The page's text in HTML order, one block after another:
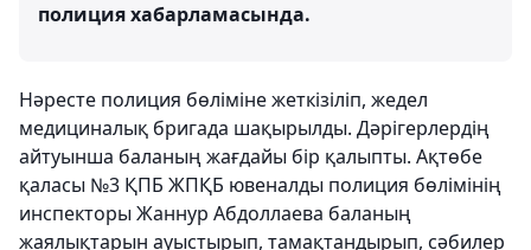
полиция хабарламасында.
Нәресте полиция бөліміне жеткізіліп, жедел
медициналық бригада шақырылды. Дәрігерлердің
айтуынша баланың жағдайы бір қалыпты. Ақтөбе
қаласы №3 ҚПБ ЖПҚБ ювеналды полиция бөлімінің
инспекторы Жаннур Абдоллаева баланың
жаялықтарын ауыстырып, тамақтандырып, сәбилер